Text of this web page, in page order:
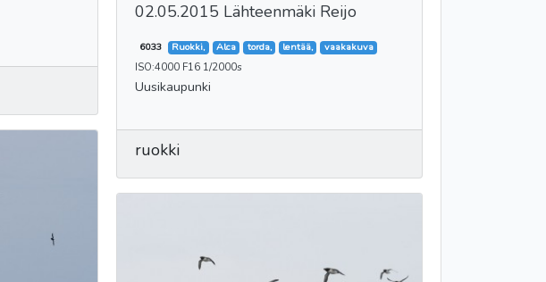
02.05.2015 Lähteenmäki Reijo
6033 Ruokki, Alca torda, lentää, vaakakuva
ISO:4000 F16 1/2000s
Uusikaupunki
ruokki